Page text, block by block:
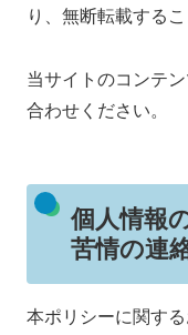
り、無断転載する
当サイトのコンテ
合わせください。
個人情報
苦情の連
本ポリシーに関す